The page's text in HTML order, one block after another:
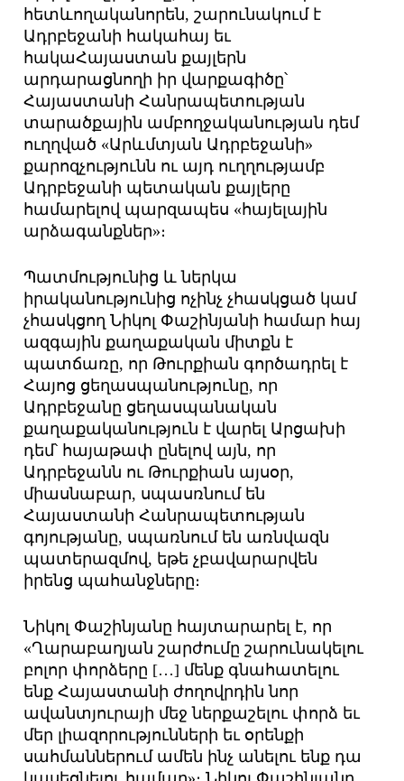
հետևողականորեն, շարունակում է
Ադրբեջանի հակահայ եւ
հակաՀայաստան քայլերն
արդարացնողի իր վարքագիծը՝
Հայաստանի Հանրապետության
տարածքային ամբողջականության դեմ
ուղղված «Արևմտյան Ադրբեջանի»
քարոզչությունն ու այդ ուղղությամբ
Ադրբեջանի պետական քայլերը
համարելով պարզապես «հայելային
արձագանքներ»։
Պատմությունից և ներկա
իրականությունից ոչինչ չհասկցած կամ
չհասկցող Նիկոլ Փաշինյանի համար հայ
ազգային քաղաքական միտքն է
պատճառը, որ Թուրքիան գործադրել է
Հայոց ցեղասպանությունը, որ
Ադրբեջանը ցեղասպանական
քաղաքականություն է վարել Արցախի
դեմ՝ հայաթափ ընելով այն, որ
Ադրբեջանն ու Թուրքիան այսօր,
միասնաբար, սպասռնում են
Հայաստանի Հանրապետության
գոյությանը, սպառնում են առնվազն
պատերազմով, եթե չբավարարվեն
իրենց պահանջները։
Նիկոլ Փաշինյանը հայտարարել է, որ
«Ղարաբաղյան շարժումը շարունակելու
բոլոր փորձերը […] մենք գնահատելու
ենք Հայաստանի ժողովրդին նոր
ավանտյուրայի մեջ ներքաշելու փորձ եւ
մեր լիազորությունների եւ օրենքի
սահմաններում ամեն ինչ անելու ենք դա